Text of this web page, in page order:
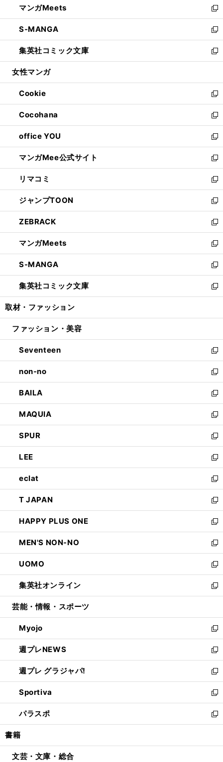
く
で
開
く
ド
ウ
で
開
く
ィ
ン
ド
ウ
で
開
い
ウ
ィ
ン
ド
ウ
開
く
マンガMeets
新
し
い
ウ
ィ
ン
ウ
で
開
く
S-MANGA
新
し
い
ウ
ン
ド
ウ
で
開
く
集英社コミック文庫
新
し
ウ
ィ
ン
ド
ウ
で
開
く
女性マンガ
Cookie
新
し
い
ウ
ィ
ン
ド
ウ
で
開
く
Cocohana
新
し
い
ウ
ィ
ン
ド
ウ
で
開
く
office YOU
新
し
い
ウ
ィ
ン
ド
ウ
で
開
く
マンガMee公式サイト
新
し
い
ウ
ィ
ン
ド
ウ
で
開
く
リマコミ
新
し
い
ウ
ィ
ン
ド
ウ
で
開
く
ジャンプTOON
新
し
い
ウ
ィ
ン
ド
ウ
で
開
ZEBRACK
新
し
い
ウ
ィ
ン
ド
ウ
開
マンガMeets
新
し
い
ウ
ィ
ン
ウ
開
く
S-MANGA
新
し
い
ウ
ン
ウ
で
開
く
集英社コミック文庫
新
し
ウ
ン
ド
ウ
で
開
く
取材・ファッション
ファッション・美容
Seventeen
新
し
い
ウ
ィ
ン
ド
ウ
で
開
く
non-no
新
し
い
ウ
ィ
ン
ド
ウ
で
開
く
BAILA
新
し
い
ウ
ィ
ン
ド
ウ
で
開
く
MAQUIA
新
し
い
ウ
ィ
ン
ド
ウ
で
開
く
SPUR
新
し
い
ウ
ィ
ン
ド
ウ
で
開
く
LEE
新
し
い
ウ
ィ
ン
ド
ウ
で
開
く
eclat
新
し
い
ウ
ィ
ン
ド
ウ
で
開
く
T JAPAN
新
し
い
ウ
ィ
ン
ド
ウ
で
開
HAPPY PLUS ONE
新
し
い
ウ
ィ
ン
ド
ウ
開
く
MEN'S NON-NO
新
し
い
ウ
ィ
ン
ウ
で
開
く
UOMO
新
し
い
ウ
ン
ド
ウ
で
開
く
集英社オンライン
新
し
ウ
ィ
ン
ド
ウ
で
開
く
芸能・情報・スポーツ
Myojo
新
し
い
ウ
ィ
ン
ド
ウ
で
開
週プレNEWS
新
し
い
ウ
ィ
ン
ド
ウ
開
週プレ グラジャパ!
新
し
い
ウ
ィ
ン
ウ
Sportiva
新
し
い
ウ
ン
パラスポ
新
し
ウ
書籍
文芸・文庫・総合